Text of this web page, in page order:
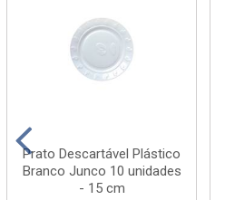
Prato Descartável Plástico
Branco Junco 10 unidades
- 15 cm